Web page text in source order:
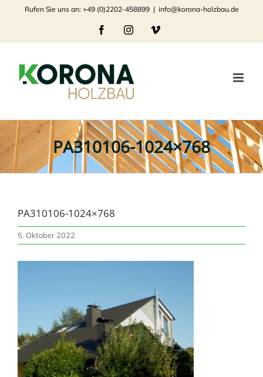
springen
Rufen Sie uns an: +49 (0)2202-458899 | info@korona-holzbau.de
FacebookInstagramVimeo
PA310106-1024×768
PA310106-1024×768
5. Oktober 2022